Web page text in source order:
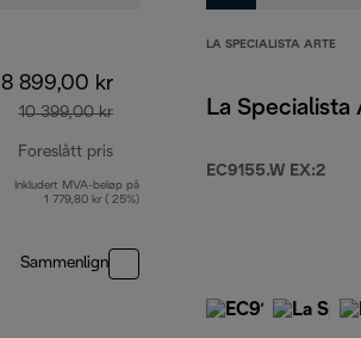
8 899,00 kr
10 399,00 kr
Foreslått pris
opprinnelig pris 10 399,00 kr
Inkludert MVA-beløp på
1 779,80 kr ( 25%)
Sammenlign
LA SPECIALISTA ARTE
La Specialista
EC9155.W EX:2